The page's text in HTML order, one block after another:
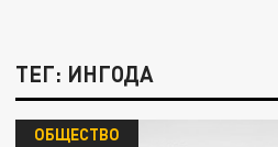
ТЕГ: ИНГОДА
ОБЩЕСТВО